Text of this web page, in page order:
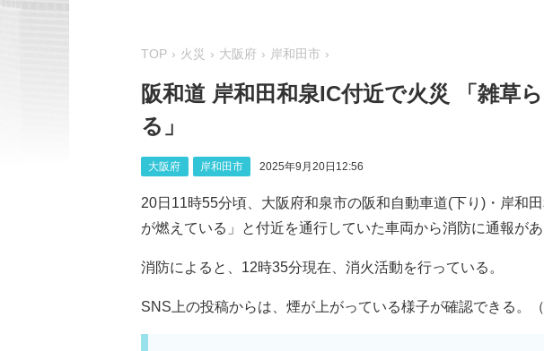
TOP 火災 大阪府 岸和田市
阪和道 岸和田和泉IC付近で火災 「雑草
る」
大阪府 岸和田市 2025年9月20日12:56
20日11時55分頃、大阪府和泉市の阪和自動車道(下り)・岸和
が燃えている」と付近を通行していた車両から消防に通報があ
消防によると、12時35分現在、消火活動を行っている。
SNS上の投稿からは、煙が上がっている様子が確認できる。